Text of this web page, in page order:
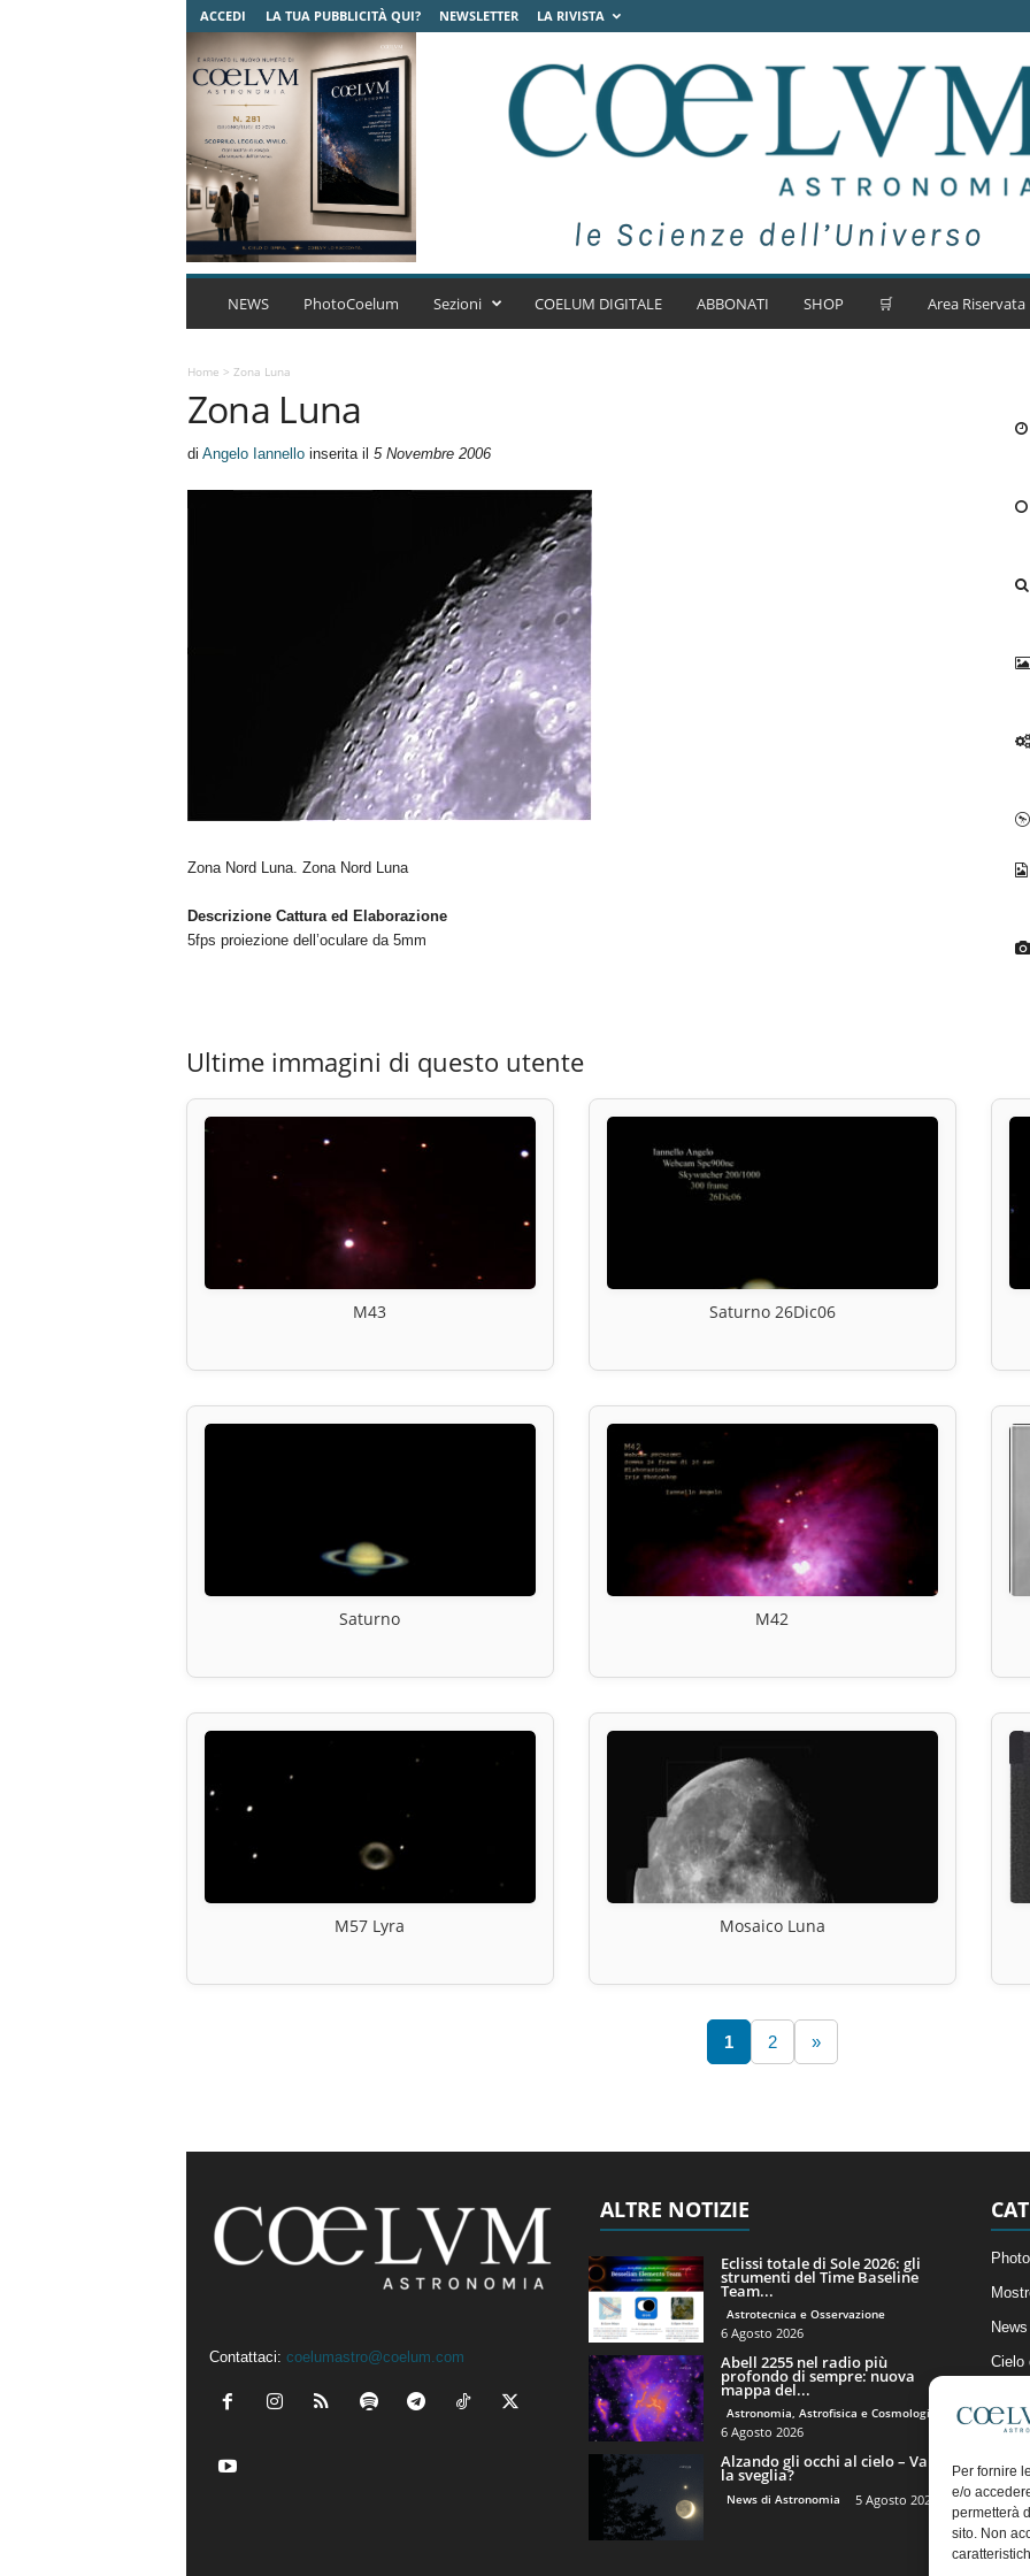
Per fornire
e/o
permetterà
sito. Non
ACCEDI LA TUA PUBBLICITÀ QUI? NEWSLETTER LA RIVISTA
C
r
a
NEWS PhotoCoelum Sezioni COELUM DIGITALE ABBONATI SHOP 🛒 Area Riservata
Home > Zona Luna
Zona Luna
di Angelo Iannelloinserita il 5 Novembre 2006
Zona Nord Luna. Zona Nord Luna
Descrizione Cattura ed Elaborazione
5fps proiezione dell’oculare da 5mm
Ultime immagini di questo utente
M43 Saturno 26Dic06
Saturno M42
M57 Lyra Mosaico Luna
1 2 »
Contattaci: coelumastro@coelum.com
ALTRE NOTIZIE
Eclissi totale di Sole 2026: gli
strumenti del Time Baseline
Team...
Astrotecnica e Osservazione
6 Agosto 2026
Abell 2255 nel radio più
profondo di sempre: nuova
mappa del...
Astronomia, Astrofisica e Cosmologia
6 Agosto 2026
Alzando gli occhi al cielo – Vale
la sveglia?
News di Astronomia 5 Agosto 2026
Cielo
Il